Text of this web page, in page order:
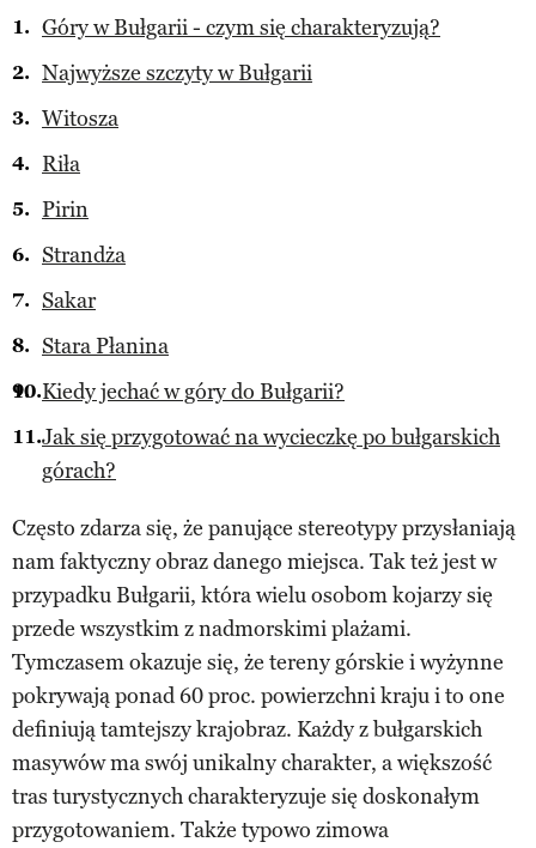
Góry w Bułgarii - czym się charakteryzują?
Najwyższe szczyty w Bułgarii
Witosza
Riła
Pirin
Strandża
Sakar
Stara Płanina
Kiedy jechać w góry do Bułgarii?
Jak się przygotować na wycieczkę po bułgarskich
górach?
Często zdarza się, że panujące stereotypy przysłaniają
nam faktyczny obraz danego miejsca. Tak też jest w
przypadku Bułgarii, która wielu osobom kojarzy się
przede wszystkim z nadmorskimi plażami.
Tymczasem okazuje się, że tereny górskie i wyżynne
pokrywają ponad 60 proc. powierzchni kraju i to one
definiują tamtejszy krajobraz. Każdy z bułgarskich
masywów ma swój unikalny charakter, a większość
tras turystycznych charakteryzuje się doskonałym
przygotowaniem. Także typowo zimowa